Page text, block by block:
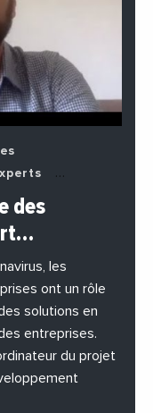
des
les
ont un rôle
solutions en
entreprises.
du projet